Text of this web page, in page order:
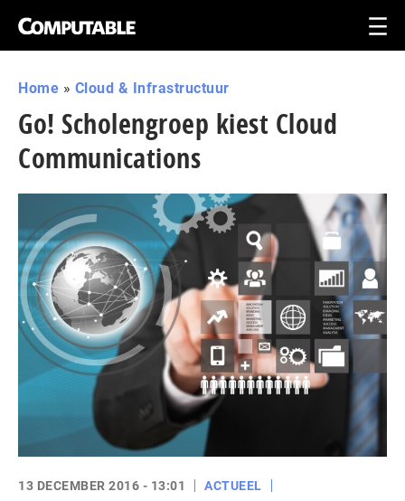
Home » Cloud & Infrastructuur
Go! Scholengroep kiest Cloud
Communications
13 DECEMBER 2016 - 13:01
ACTUEEL